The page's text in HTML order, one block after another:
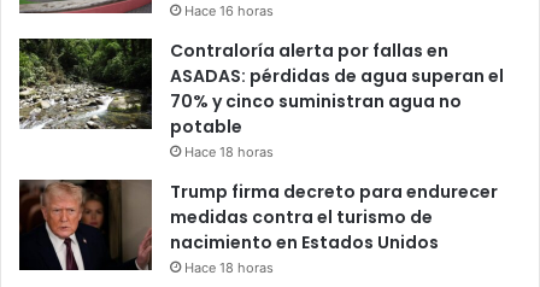
Hace 16 horas
Contraloría alerta por fallas en
ASADAS: pérdidas de agua superan el
70% y cinco suministran agua no
potable
Hace 18 horas
Trump firma decreto para endurecer
medidas contra el turismo de
nacimiento en Estados Unidos
Hace 18 horas